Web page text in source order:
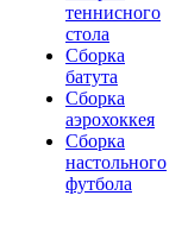
теннисного
стола
Сборка
батута
Сборка
аэрохоккея
Сборка
настольного
футбола